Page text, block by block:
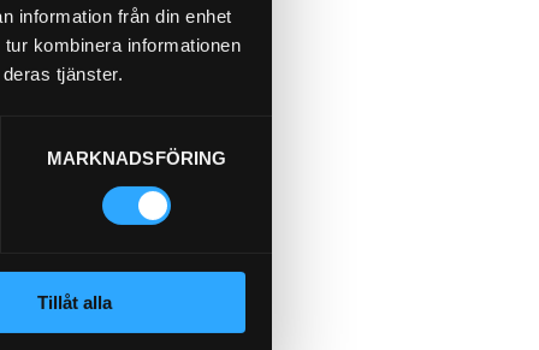
information från din enhet
kombinera informationen
tjänster.
MARKNADSFÖRING
Tillåt alla